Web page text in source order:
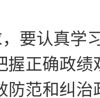
认真学
握正确政
防范和纠治